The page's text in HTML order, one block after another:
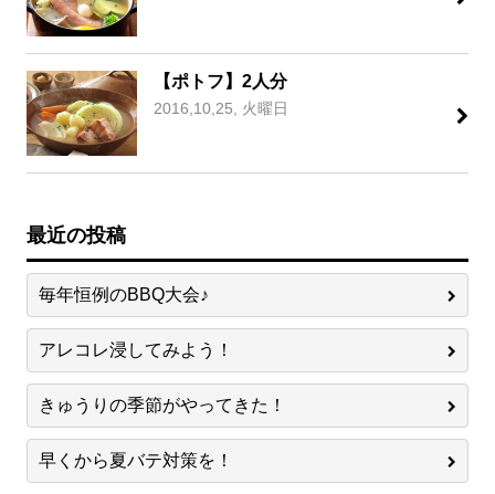
【ポトフ】2人分
2016,10,25, 火曜日
最近の投稿
毎年恒例のBBQ大会♪
アレコレ浸してみよう！
きゅうりの季節がやってきた！
早くから夏バテ対策を！